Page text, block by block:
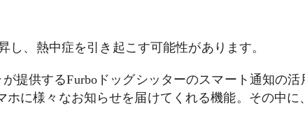
、熱中症を引き起こす可能性があります。
提供するFurboドッグシッターのスマート通知の
に様々なお知らせを届けてくれる機能。その中に